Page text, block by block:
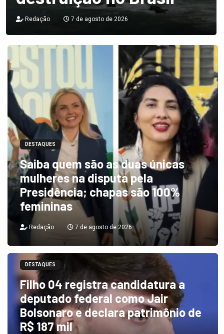
Redação 7 de agosto de 2026
DESTAQUES
Saiba quem são as duas únicas
mulheres na disputa pela
Presidência; chapas são 100%
femininas
Redação 7 de agosto de 2026
DESTAQUES
Filho 04 registra candidatura a
deputado federal como Jair
Bolsonaro e declara patrimônio de
R$ 187 mil